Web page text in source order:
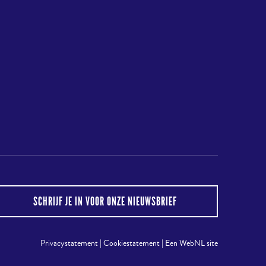
SCHRIJF JE IN VOOR ONZE NIEUWSBRIEF
Privacystatement|Cookiestatement| Een WebNL site